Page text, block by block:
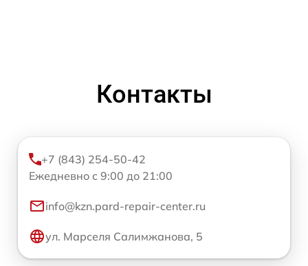
Контакты
+7 (843) 254-50-42
Ежедневно с 9:00 до 21:00
info@kzn.pard-repair-center.ru
ул. Марселя Салимжанова, 5